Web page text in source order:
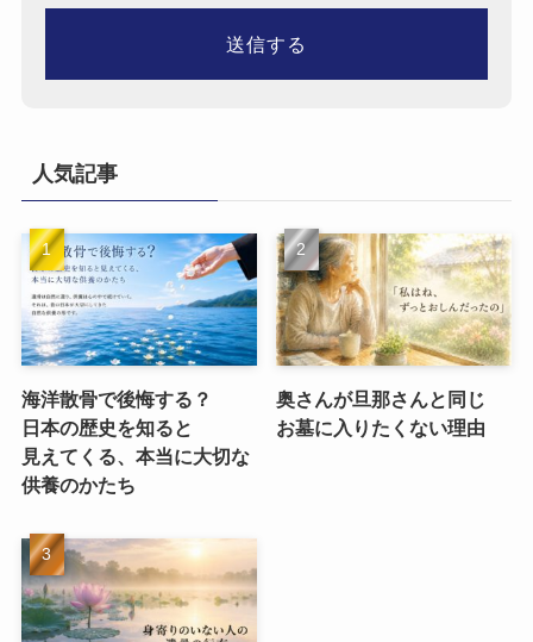
人気記事
海洋散骨で​後悔する？​
日本の​歴史を​知ると​
見えてくる、​本当に​大切な​
供養のかたち
奥さんが​旦那さんと​同じ​
お墓に​入りたくない​理由